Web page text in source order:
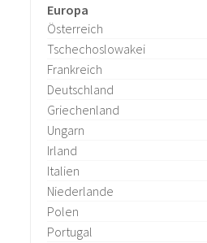
Europa
Österreich
Tschechoslowakei
Frankreich
Deutschland
Griechenland
Ungarn
Irland
Italien
Niederlande
Polen
Portugal